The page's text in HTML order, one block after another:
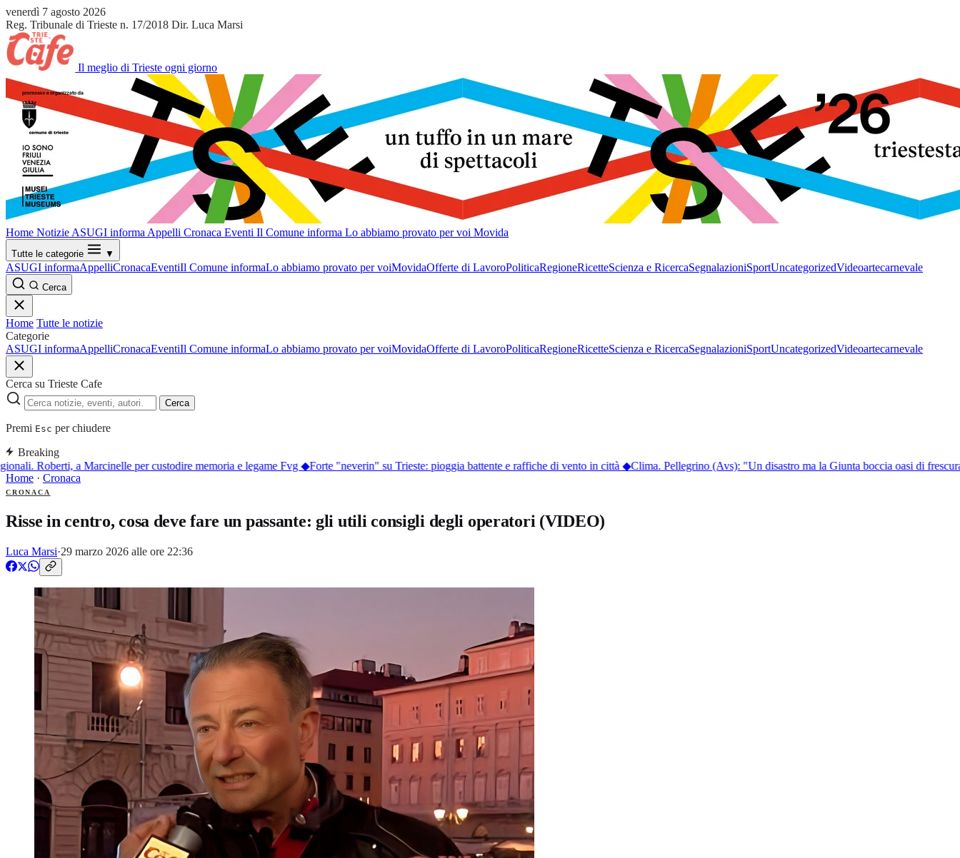
venerdì 7 agosto 2026
Reg. Tribunale di Trieste n. 17/2018 Dir. Luca Marsi
Il meglio di Trieste ogni giorno
Home Notizie ASUGI informa Appelli Cronaca Eventi Il Comune informa Lo abbiamo provato per voi Movida
Tutte le categorie ▼
ASUGI informaAppelliCronacaEventiIl Comune informaLo abbiamo provato per voiMovidaOfferte di LavoroPoliticaRegioneRicetteScienza e RicercaSegnalazioniSportUncategorizedVideoartecarnevale
Cerca
Home Tutte le notizie
Categorie
ASUGI informaAppelliCronacaEventiIl Comune informaLo abbiamo provato per voiMovidaOfferte di LavoroPoliticaRegioneRicetteScienza e RicercaSegnalazioniSportUncategorizedVideoartecarnevale
Cerca su Trieste Cafe
Cerca
Premi Esc per chiudere
Breaking
Roberti, a Marcinelle per custodire memoria e legame Fvg◆Forte "neverin" su Trieste: pioggia battente e raffiche di vento in città◆Clima. Pellegrino (Avs): "Un disastro ma la Giunta boccia oasi di
Home · Cronaca
CRONACA
Risse in centro, cosa deve fare un passante: gli utili consigli degli operatori (VIDEO)
Luca Marsi·29 marzo 2026 alle ore 22:36